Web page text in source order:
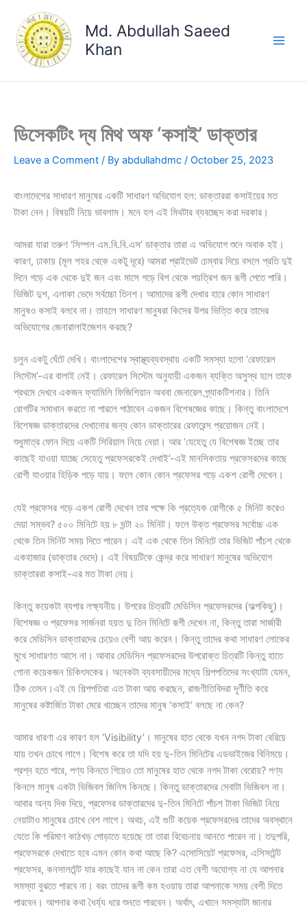
content
Md. Abdullah Saeed
Khan
ডিসেকটিং দ্য মিথ অফ ‘কসাই’ ডাক্তার
Leave a Comment / By abdullahdmc / October 25, 2023
বাংলাদেশের সাধারণ মানুষের একটি সাধারণ অভিযোগ হল: ডাক্তাররা কসাইয়ের মত
টাকা নেন। বিষয়টি নিয়ে ভাবলাম। মনে হল এই মিথটার ব্যবচ্ছেদ করা দরকার।
আমরা যারা তরুণ ‘সিম্পল এম.বি.বি.এস’ ডাক্তার তারা এ অভিযোগ শুনে অবাক হই।
কারণ, ঢাকায় (মূল শহর থেকে একটু দূরে) আমরা প্রাইভেট চেম্বার দিয়ে বসলে প্রতি দুই
দিনে গড়ে এক থেকে দুই জন এবং মাসে গড়ে বিশ থেকে পয়ত্রিশ জন রূগী পেতে পারি।
ভিজিট দুশ, এলাকা ভেদে সর্বচ্চো তিনশ। আমাদের রূগী দেখার হারে কোন সাধারণ
মানুষও কসাই বলবে না। তাহলে সাধারণ মানুষরা কিসের উপর ভিত্তি করে তাদের
অভিযোগের জেনারালাইজেশন করছে?
চলুন একটু ঘেঁটে দেখি। বাংলাদেশের স্বাস্থ্যব্যবস্থায় একটি সমস্যা হলো ‘রেফারেল
সিস্টেম’-এর বালাই নেই। রেফারেল সিস্টেম অনুযায়ী একজন ব্যক্তি অসুস্থ হলে তাকে
প্রথমে দেখবে একজন ফ্যামিলি ফিজিশিয়ান অথবা জেনারেল প্র্যাকটিশনার। তিনি
রোগটির সমাধান করতে না পারলে পাঠাবেন একজন বিশেষজ্ঞের কাছে। কিন্তু বাংলাদেশে
বিশেষজ্ঞ ডাক্তারদের দেখানোর জন্য কোন ডাক্তারের রেফারেন্স প্রয়োজন নেই।
শুধুমাত্র ফোন দিয়ে একটি সিরিয়াল নিয়ে নেয়া। আর ‘যেহেতু যে বিশেষজ্ঞ ইচ্ছে তার
কাছেই যাওয়া যাচ্ছে সেহেতু প্রফেসরকেই দেখাই’-এই মানসিকতায় প্রফেসরদের কাছে
রোগী যাওয়ার হিড়িক পড়ে যায়। ফলে কোন কোন প্রফেসর গড়ে একশ রোগী দেখেন।
যেই প্রফেসর গড়ে একশ রোগী দেখেন তার পক্ষে কি প্রত্যেক রোগীকে ৫ মিনিট করেও
দেয়া সম্ভব? ৫০০ মিনিটে হয় ৮ ঘন্টা ২০ মিনিট। ফলে উক্ত প্রফেসর সর্বোচ্চ এক
থেকে তিন মিনিট সময় দিতে পারেন। এই এক থেকে তিন মিনিটে তার ভিজিট পাঁচশ থেকে
একহাজার (ডাক্তার ভেদে)। এই বিষয়টিকে কেন্দ্র করে সাধারণ মানুষের অভিযোগ
ডাক্তাররা কসাই-এর মত টাকা নেয়।
কিন্তু কয়েকটা ব্যপার লক্ষ্যনীয়। উপরের চিত্রটি মেডিসিন প্রফেসরদের (অল্পকিছু)।
বিশেষজ্ঞ ও প্রফেসর সার্জনরা হয়ত দু তিন মিনিটে রূগী দেখেন না, কিন্তু তারা সার্জারী
করে মেডিসিন ডাক্তারদের চেয়েও বেশী আয় করেন। কিন্তু তাদের কথা সাধারণ লোকের
মুখে সাধারণত আসে না। আবার মেডিসিন প্রফেসরদের উপরোক্ত চিত্রটি কিন্তু হাতে
গোনা কয়েকজন চিকিৎসকের। অনেকটা ব্যবসায়ীদের মধ্যে শিল্পপতিদের সংখ্যাটা যেমন,
ঠিক তেমন।এই যে শিল্পপতিরা এত টাকা আয় করছেন, রাজণীতিবিদরা দূর্ণীতি করে
মানুষের কষ্টার্জিত টাকা মেরে খাচ্ছেন তাদের মানুষ ‘কসাই’ বলছে না কেন?
আমার ধারণা এর কারণ হল ‘Visibility’। মানুষের হাত থেকে যখন নগদ টাকা বেরিয়ে
যায় তখন চোখে লাগে। বিশেষ করে তা যদি হয় দু-তিন মিনিটের এডভাইজের বিনিময়ে।
প্রশ্ন হতে পারে, পণ্য কিনতে গিয়েও তো মানুষের হাত থেকে নগদ টাকা বেরোয়? পণ্য
কিনলে মানুষ একটা ভিজিবল জিনিস কিনছে। কিন্তু ডাক্তারদের সেবাটা ভিজিবল না।
আবার অন্য দিক দিয়ে, প্রফেসর ডাক্তারদের দু-তিন মিনিটে পাঁচশ টাকা ভিজিট নিয়ে
নেয়াটাও মানুষের চোখে বেশ লাগে। অথচ, এই গুটি কয়েক প্রফেসরদের তাদের অবস্থানে
যেতে কি পরিমাণ কাঠখড় পোড়াতে হয়েছে তা তারা বিবেচনায় আনতে পারেন না। তদুপরি,
প্রফেসরকে দেখাতে হবে এমন কোন কথা আছে কি? এসোসিয়েট প্রফেসর, এসিসটেন্ট
প্রফেসর, কনসালটেন্ট যার কাছেই যান না কেন তারা এত বেশী অযোগ্য না যে আপনার
সমস্যা বুঝতে পারবে না। বরং তাদের রূগী কম হওয়ায় তারা আপনাকে সময় বেশী দিতে
পারবেন। আপনার কথা ধৈর্য্য ধরে শুনতে পারবেন। অর্থাৎ, এখানে সমস্যাটা জানার